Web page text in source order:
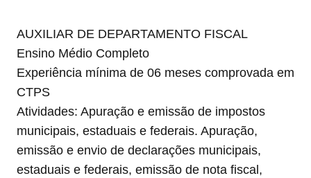
AUXILIAR DE DEPARTAMENTO FISCAL
Ensino Médio Completo
Experiência mínima de 06 meses comprovada em
CTPS
Atividades: Apuração e emissão de impostos
municipais, estaduais e federais. Apuração,
emissão e envio de declarações municipais,
estaduais e federais, emissão de nota fiscal,